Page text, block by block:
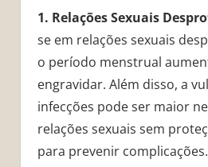
1. Relações Sexuais
se em relações sexuais
o período menstrual
engravidar. Além disso, a
infecções pode ser maior
relações sexuais sem
para prevenir complicações.